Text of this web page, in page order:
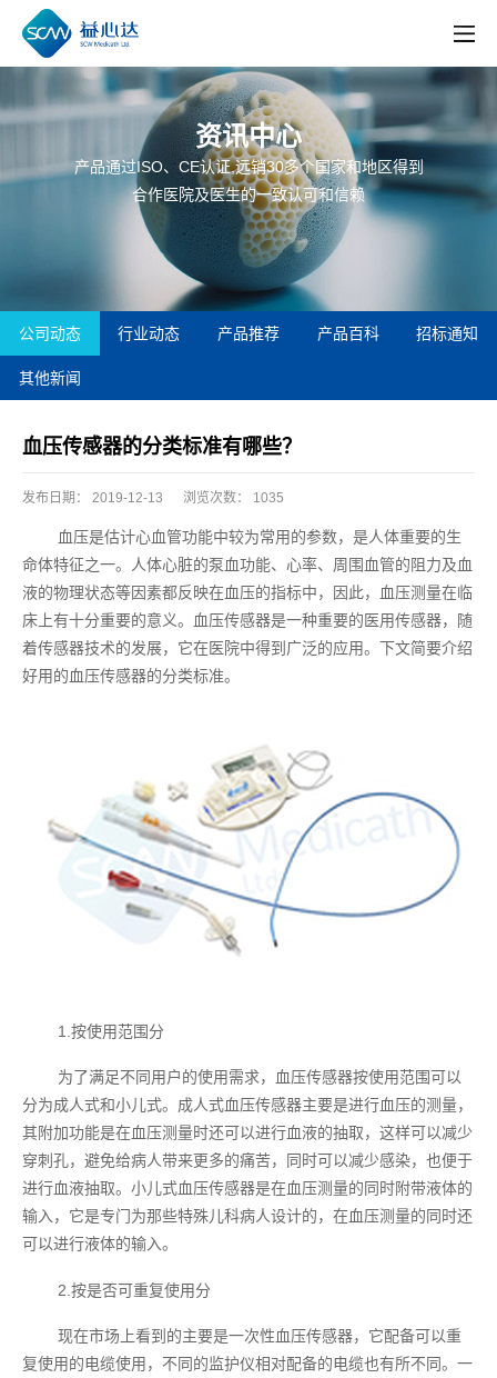
资讯中心
产品通过ISO、CE认证,远销30多个国家和地区得到
合作医院及医生的一致认可和信赖
公司动态 行业动态 产品推荐 产品百科 招标通知
其他新闻
血压传感器的分类标准有哪些？
发布日期： 2019-12-13 浏览次数： 1035
血压是估计心血管功能中较为常用的参数，是人体重要的生
命体特征之一。人体心脏的泵血功能、心率、周围血管的阻力及血
液的物理状态等因素都反映在血压的指标中，因此，血压测量在临
床上有十分重要的意义。血压传感器是一种重要的医用传感器，随
着传感器技术的发展，它在医院中得到广泛的应用。下文简要介绍
好用的血压传感器的分类标准。
1.按使用范围分
为了满足不同用户的使用需求，血压传感器按使用范围可以
分为成人式和小儿式。成人式血压传感器主要是进行血压的测量，
其附加功能是在血压测量时还可以进行血液的抽取，这样可以减少
穿刺孔，避免给病人带来更多的痛苦，同时可以减少感染，也便于
进行血液抽取。小儿式血压传感器是在血压测量的同时附带液体的
输入，它是专门为那些特殊儿科病人设计的，在血压测量的同时还
可以进行液体的输入。
2.按是否可重复使用分
现在市场上看到的主要是一次性血压传感器，它配备可以重
复使用的电缆使用，不同的监护仪相对配备的电缆也有所不同。一